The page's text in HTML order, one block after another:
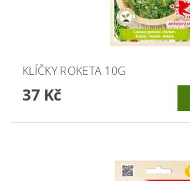
KLÍČKY ROKETA 10G
37 Kč